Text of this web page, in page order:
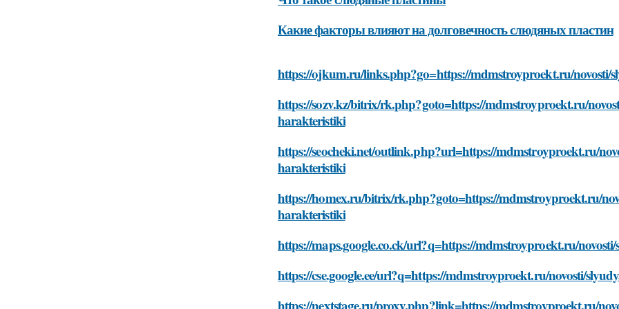
Какие факторы влияют на долговечность слюдяных пластин
https://ojkum.ru/links.php?go=https://mdmstroyproekt.ru/novosti/
https://sozv.kz/bitrix/rk.php?goto=https://mdmstroyproekt.ru/
harakteristiki
https://seocheki.net/outlink.php?url=https://mdmstroyproekt.ru/
harakteristiki
https://homex.ru/bitrix/rk.php?goto=https://mdmstroyproekt.ru/
harakteristiki
https://maps.google.co.ck/url?q=https://mdmstroyproekt.ru/
https://cse.google.ee/url?q=https://mdmstroyproekt.ru/novosti/
https://nextstage.ru/proxy.php?link=https://mdmstroyproekt.ru/